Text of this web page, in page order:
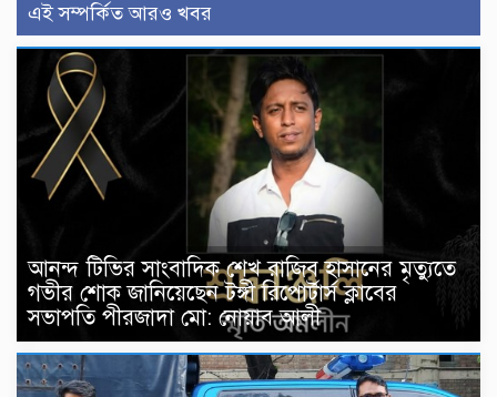
এই সম্পর্কিত আরও খবর
আনন্দ টিভির সাংবাদিক শেখ রাজিব হাসানের মৃত্যুতে
গভীর শোক জানিয়েছেন টঙ্গী রিপোর্টার্স ক্লাবের
সভাপতি পীরজাদা মো: নোয়াব আলী